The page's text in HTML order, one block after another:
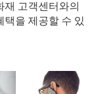
재 고객센터와의
택을 제공할 수 있